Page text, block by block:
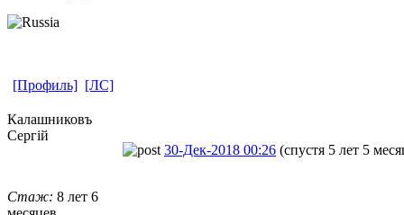
[Профиль] [ЛС]
Калашниковъ
Сергiй
Стаж: 8 лет 6
30-Дек-2018 00:26 (спустя 5 лет 5